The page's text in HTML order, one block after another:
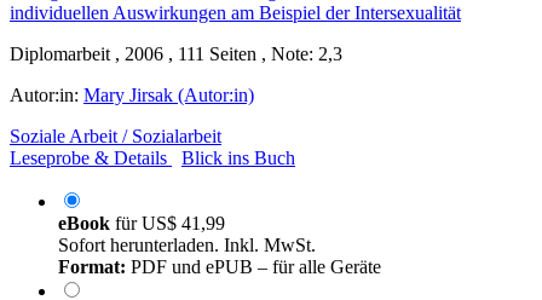
Diplomarbeit , 2006 , 111 Seiten , Note: 2,3
Autor:in: Mary Jirsak (Autor:in)
Soziale Arbeit / Sozialarbeit
Leseprobe & Details
Blick ins Buch
eBook fürUS$ 41,99
Sofort herunterladen. Inkl. MwSt.
Format: PDF und ePUB – für alle Geräte